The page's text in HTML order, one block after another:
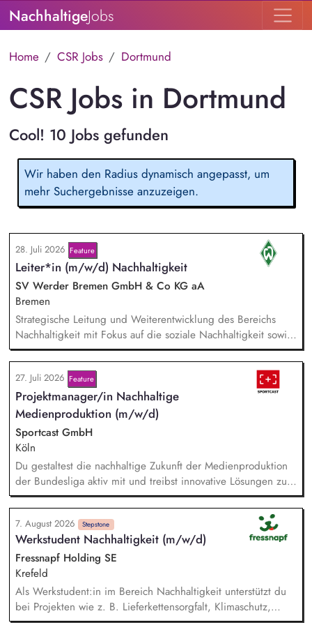
NachhaltigeJobs
Home CSR Jobs Dortmund
CSR Jobs in Dortmund
Cool! 10 Jobs gefunden
Wir haben den Radius dynamisch angepasst, um
mehr Suchergebnisse anzuzeigen.
28. Juli 2026 Feature
Leiter*in (m/w/d) Nachhaltigkeit
SV Werder Bremen GmbH & Co KG aA
Bremen
Strategische Leitung und Weiterentwicklung des Bereichs
Nachhaltigkeit mit Fokus auf die soziale Nachhaltigkeit sowie
Verantwortung für die Erreichung der Nachhaltigkeitsziele in
Zusammenarbeit mit der Geschäftsführung und anderen
Bereichen. Disziplinarische und fachliche Führung sowie
Entwicklung der Mitarbeiter*innen im Bereich Nachhaltigkeit.
Pflege und Weiterentwicklung des Netzwerks an
Kooperationspartner*innen sowie strategische Entwicklung
nachhaltigkeitsbezogener Partnerschaften.
27. Juli 2026 Feature
Projektmanager/in Nachhaltige
Medienproduktion (m/w/d)
Sportcast GmbH
Köln
Du gestaltest die nachhaltige Zukunft der Medienproduktion
der Bundesliga aktiv mit und treibst innovative Lösungen zur
Reduzierung von Emissionen voran. Dein Fokus liegt auf der
Evaluierung von Reduktionspotentialen von TV-
Produktionskonzepten hinsichtlich Co2e-Fußabdruck,
Durchführung einer Machbarkeitsstudie zur emissionsfreien
USV-Stromversorgung sowie der Koordination interner und
externer Stakeholder.
7. August 2026 Stepstone
Werkstudent Nachhaltigkeit (m/w/d)
Fressnapf Holding SE
Krefeld
Als Werkstudent:in im Bereich Nachhaltigkeit unterstützt du
bei Projekten wie z. B. Lieferkettensorgfalt, Klimaschutz,